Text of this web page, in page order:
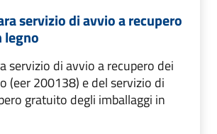
servizio di avvio a recupero
servizio di avvio a recupero dei
(eer 200138) e del servizio di
gratuito degli imballaggi in